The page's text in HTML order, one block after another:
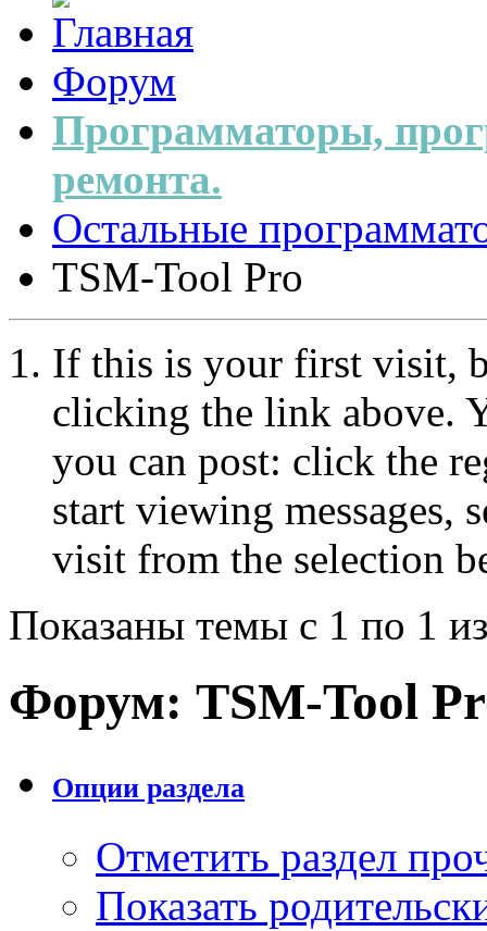
Форум
Программаторы,
ремонта.
Остальные
TSM-Tool Pro
If this is your first visit,
clicking the link above.
you can post: click the
start viewing messages,
visit from the selection
Показаны темы с 1 по 1
Форум: TSM-Tool
Опции раздела
Отметить раздел
Показать